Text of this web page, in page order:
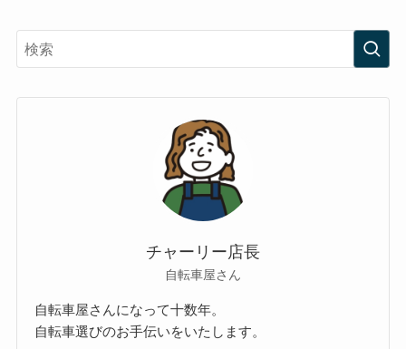
チャーリー店長
自転車屋さん
自転車屋さんになって十数年。
自転車選びのお手伝いをいたします。